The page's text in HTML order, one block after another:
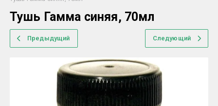
Тушь Гамма синяя, 70мл
Предыдущий Следующий